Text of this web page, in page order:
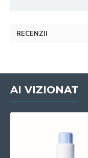
RECENZII
AI VIZIONAT